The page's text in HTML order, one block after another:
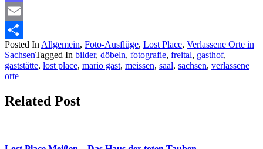
Mastodon
Email
Teilen
Posted In Allgemein, Foto-Ausflüge, Lost Place, Verlassene Orte in
SachsenTagged In bilder, döbeln, fotografie, freital, gasthof,
gaststätte, lost place, mario gast, meissen, saal, sachsen, verlassene
orte
Related Post